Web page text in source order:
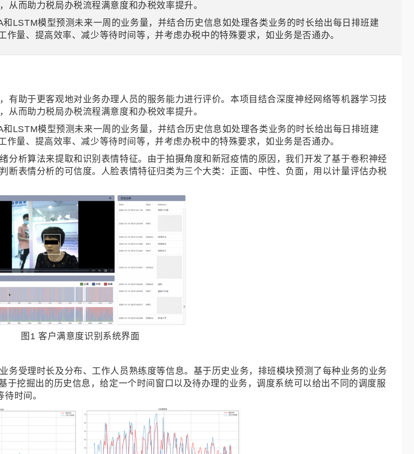
而助力税局办税流程满意度和办税效率提升。
LSTM模型预测未来一周的业务量，并结合历史信息如处理各类业务的时长给出每日排班建
量、提高效率、减少等待时间等，并考虑办税中的特殊要求，如业务是否通办。
有助于更客观地对业务办理人员的服务能力进行评价。本项目结合深度神经网络等机器学习技
而助力税局办税流程满意度和办税效率提升。
LSTM模型预测未来一周的业务量，并结合历史信息如处理各类业务的时长给出每日排班建
量、提高效率、减少等待时间等，并考虑办税中的特殊要求，如业务是否通办。
分析算法来提取和识别表情特征。由于拍摄角度和新冠疫情的原因，我们开发了基于卷积神经
断表情分析的可信度。人脸表情特征归类为三个大类：正面、中性、负面，用以计量评估办税
图1 客户满意度识别系统界面
务受理时长及分布、工作人员熟练度等信息。基于历史业务，排班模块预测了每种业务的业务
于挖掘出的历史信息，给定一个时间窗口以及待办理的业务，调度系统可以给出不同的调度服
时间。